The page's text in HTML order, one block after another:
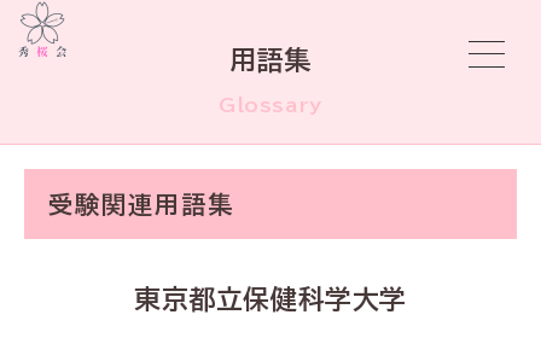
用語集
Glossary
受験関連用語集
東京都立保健科学大学